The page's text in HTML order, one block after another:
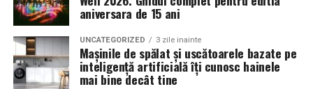
aniversara de 15 ani
UNCATEGORIZED 3 zile inainte
Mașinile de spălat și uscătoarele bazate pe
inteligență artificială îți cunosc hainele
mai bine decât tine